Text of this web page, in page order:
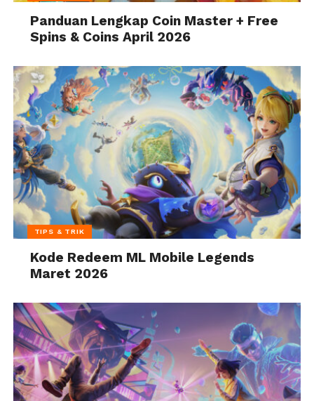
Panduan Lengkap Coin Master + Free
Spins & Coins April 2026
TIPS & TRIK
Kode Redeem ML Mobile Legends
Maret 2026